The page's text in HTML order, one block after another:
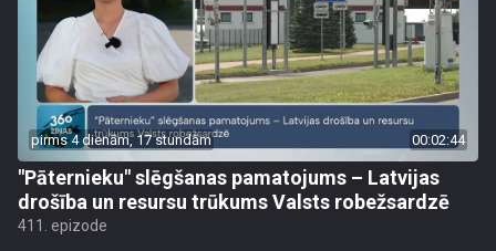
pirms 4 dienām, 17 stundām 00:02:44
"Pāternieku" slēgšanas pamatojums – Latvijas
drošība un resursu trūkums Valsts robežsardzē
411. epizode